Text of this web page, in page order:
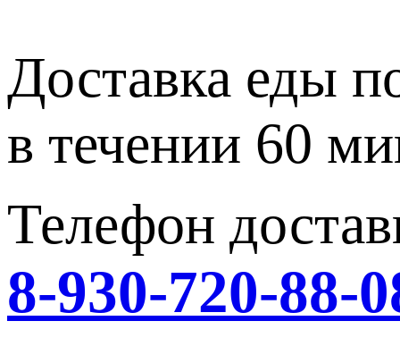
Доставка еды
в течении 60
Телефон
8-930-720-88-